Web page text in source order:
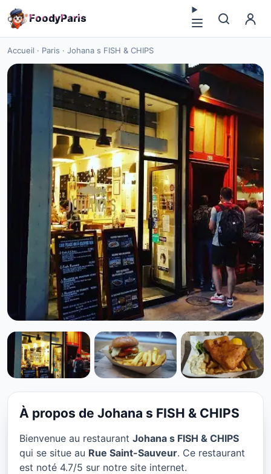
FoodyParis
Accueil · Paris · Johana s FISH & CHIPS
CUISINE INTERNATIONAL
Johana s FISH & CHIPS à
Paris
À propos de Johana s FISH & CHIPS
Bienvenue au restaurant Johana s FISH & CHIPS
qui se situe au Rue Saint-Sauveur. Ce restaurant
est noté 4.7/5 sur notre site internet.